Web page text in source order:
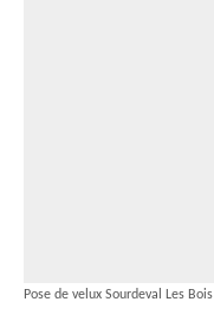
Pose de velux Sourdeval Les Bois